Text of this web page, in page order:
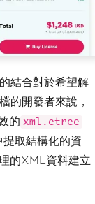
結合對於希望解
的開發者來說，
的 xml.etree
取結構化的資
的XML資料建立